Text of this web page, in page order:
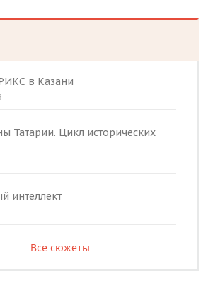
в Казани
Татарии. Цикл исторических
интеллект
Все сюжеты